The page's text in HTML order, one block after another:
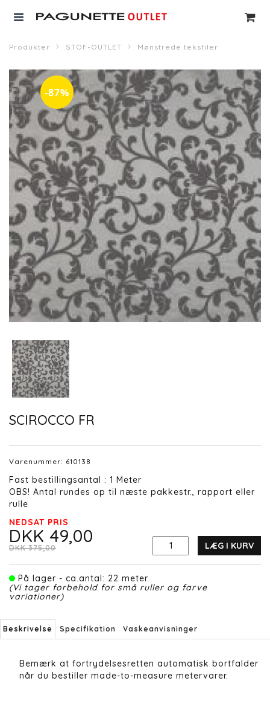
Produkter STOF-OUTLET Mønstrede tekstiler
-87%
SCIROCCO FR
Varenummer: 610138
Fast bestillingsantal : 1 Meter
OBS! Antal rundes op til næste pakkestr., rapport eller
rulle
NEDSAT PRIS
DKK 49,00
DKK 375,00 LÆG I KURV
På lager - ca.antal: 22 meter.
(Vi tager forbehold for små ruller og farve
variationer)
Beskrivelse Specifikation Vaskeanvisninger
Bemærk at fortrydelsesretten automatisk bortfalder
når du bestiller made-to-measure metervarer.